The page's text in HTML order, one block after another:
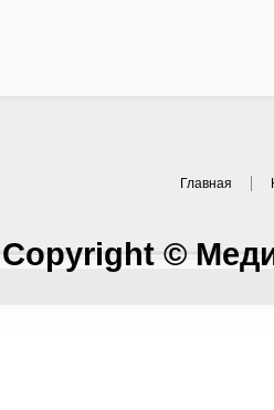
Главная
Copyright ©